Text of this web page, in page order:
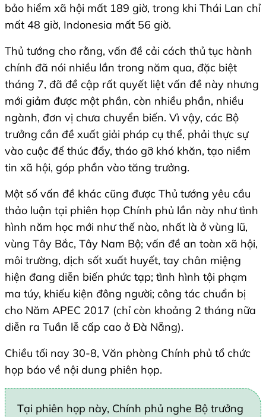
bảo hiểm xã hội mất 189 giờ, trong khi Thái Lan chỉ
mất 48 giờ, Indonesia mất 56 giờ.
Thủ tướng cho rằng, vấn đề cải cách thủ tục hành
chính đã nói nhiều lần trong năm qua, đặc biệt
tháng 7, đã đề cập rất quyết liệt vấn đề này nhưng
mới giảm được một phần, còn nhiều phần, nhiều
ngành, đơn vị chưa chuyển biến. Vì vậy, các Bộ
trưởng cần đề xuất giải pháp cụ thể, phải thực sự
vào cuộc để thúc đẩy, tháo gỡ khó khăn, tạo niềm
tin xã hội, góp phần vào tăng trưởng.
Một số vấn đề khác cũng được Thủ tướng yêu cầu
thảo luận tại phiên họp Chính phủ lần này như tình
hình năm học mới như thế nào, nhất là ở vùng lũ,
vùng Tây Bắc, Tây Nam Bộ; vấn đề an toàn xã hội,
môi trường, dịch sốt xuất huyết, tay chân miệng
hiện đang diễn biến phức tạp; tình hình tội phạm
ma túy, khiếu kiện đông người; công tác chuẩn bị
cho Năm APEC 2017 (chỉ còn khoảng 2 tháng nữa
diễn ra Tuần lễ cấp cao ở Đà Nẵng).
Chiều tối nay 30-8, Văn phòng Chính phủ tổ chức
họp báo về nội dung phiên họp.
Tại phiên họp này, Chính phủ nghe Bộ trưởng